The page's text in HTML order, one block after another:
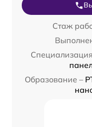
Стаж
Образование –